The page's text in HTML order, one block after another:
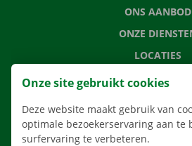
ONS AANBOD
ONZE
LOCATIES
APP
Onze site gebruikt cookies
Deze website maakt gebruik van
optimale bezoekerservaring aan te
surfervaring te verbeteren.